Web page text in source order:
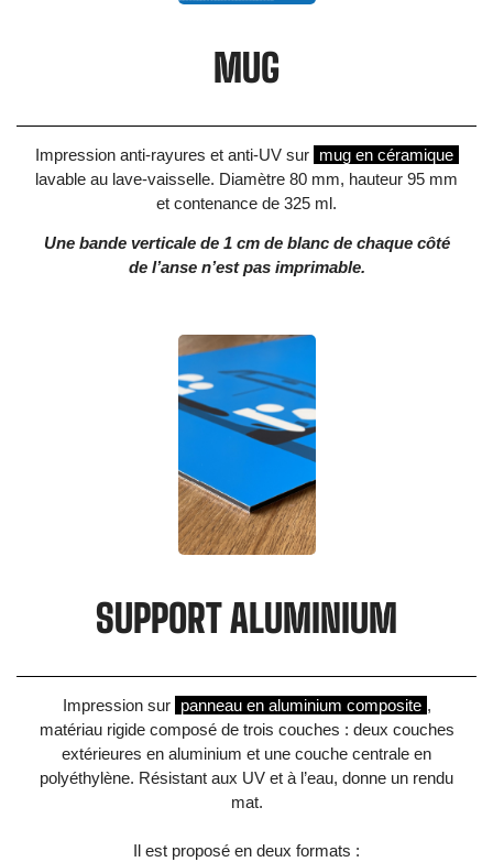
SUPPORT ALUMINIUM
Impression sur panneau en aluminium composite ,
matériau rigide composé de trois couches : deux couches
extérieures en aluminium et une couche centrale en
polyéthylène. Résistant aux UV et à l’eau, donne un rendu
mat.
Il est proposé en deux formats :
MUG
Impression anti-rayures et anti-UV sur mug en céramique
lavable au lave-vaisselle. Diamètre 80 mm, hauteur 95 mm
et contenance de 325 ml.
Une bande verticale de 1 cm de blanc de chaque côté
de l’anse n’est pas imprimable.